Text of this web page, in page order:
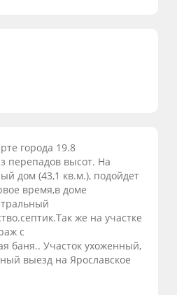
города 19.8
перепадов высот. На
дом (43,1 кв.м.), подойдет
время,в доме
же на участке
с
баня.. Участок ухоженный,
выезд на Ярославское